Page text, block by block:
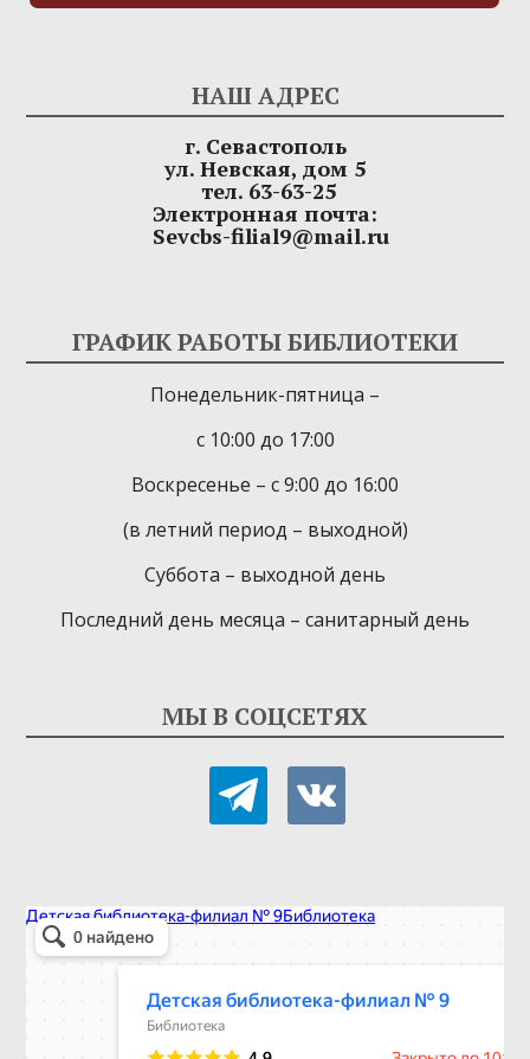
НАШ АДРЕС
г. Севастополь
ул. Невская, дом 5
тел. 63-63-25
Электронная почта:
Sevcbs-filial9@mail.ru
ГРАФИК РАБОТЫ БИБЛИОТЕКИ
Понедельник-пятница –
с 10:00 до 17:00
Воскресенье – с 9:00 до 16:00
(в летний период – выходной)
Суббота – выходной день
Последний день месяца – санитарный день
МЫ В СОЦСЕТЯХ
telegramvkontakte
Детская библиотека-филиал № 9
Библиотека в Севастополе